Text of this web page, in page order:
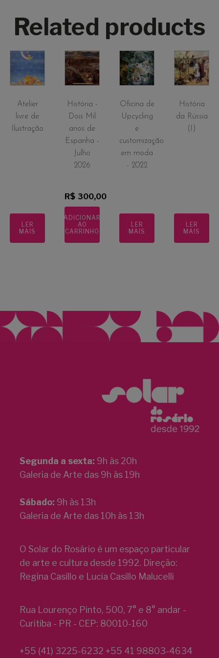
Related products
Atelier
livre de
Ilustração
LER
MAIS
História -
Dois Mil
anos de
Espanha -
Julho
2026
R$ 300,00
ADICIONAR
AO
CARRINHO
Oficina de
Upcycling
e
customização
em moda
- 2022
LER
MAIS
História
da Rússia
(I)
LER
MAIS
Segunda a sexta: 9h às 20h
Galeria de Arte das 9h às 19h
Sábado: 9h às 13h
Galeria de Arte das 10h às 13h
O Solar do Rosário é um espaço particular
de arte e cultura desde 1992. Direção:
Regina Casillo e Lucia Casillo Malucelli
Rua Lourenço Pinto, 500, 7° e 8° andar -
Curitiba - PR - CEP: 80010-160
+55 (41) 3225-6232 +55 41 98803-4634